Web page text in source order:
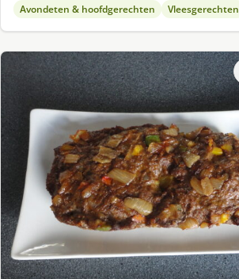
Avondeten & hoofdgerechten Vleesgerechten